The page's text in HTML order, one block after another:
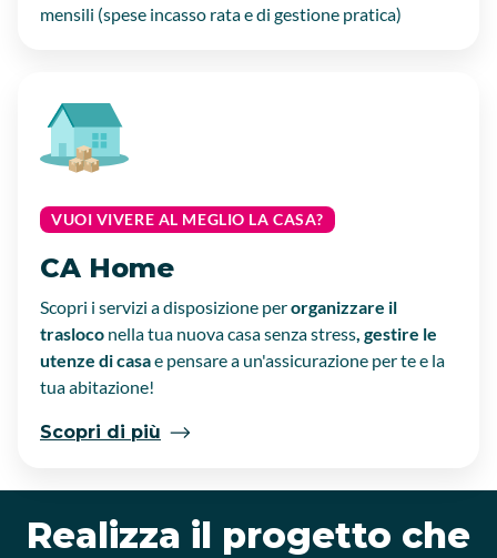
mensili (spese incasso rata e di gestione pratica)
VUOI VIVERE AL MEGLIO LA CASA?
CA Home
Scopri i servizi a disposizione perorganizzare il
trasloco nella tua nuova casa senza stress, gestire le
utenze di casae pensare a un'assicurazione per te e la
tua abitazione!
Scopri di più
Realizza il progetto che